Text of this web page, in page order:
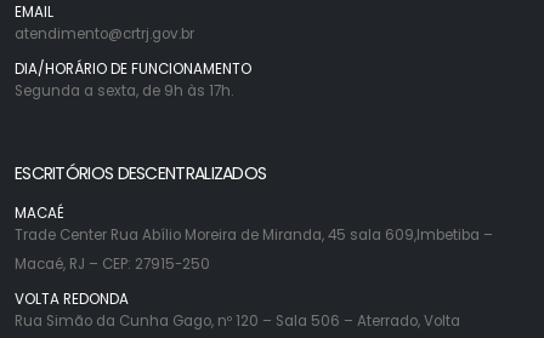
EMAIL
atendimento@crtrj.gov.br
DIA/HORÁRIO DE FUNCIONAMENTO
Segunda a sexta, de 9h às 17h.
ESCRITÓRIOS DESCENTRALIZADOS
MACAÉ
Trade Center Rua Abílio Moreira de Miranda, 45 sala 609,Imbetiba –
Macaé, RJ – CEP: 27915-250
VOLTA REDONDA
Rua Simão da Cunha Gago, nº 120 – Sala 506 – Aterrado, Volta